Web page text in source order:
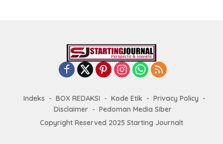
Indeks BOX REDAKSI Kode Etik
Privacy Policy
Disclaimer
Pedoman Media Siber
Copyright Reserved 2025 Starting Journalt